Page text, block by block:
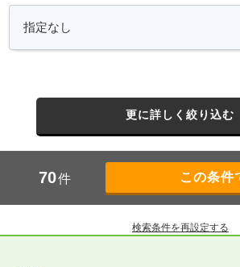
更に詳しく絞り込む
70件
検索条件を再設定する